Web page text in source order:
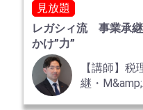
見放題
レガシィ流 事業承
かけ”力”
【講師】
継・